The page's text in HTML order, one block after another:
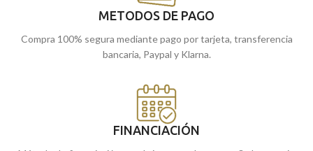
METODOS DE PAGO
Compra 100% segura mediante pago por tarjeta, transferencia
bancaria, Paypal y Klarna.
FINANCIACIÓN